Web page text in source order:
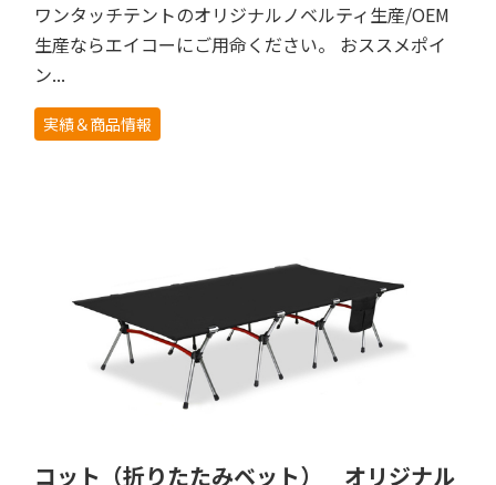
ワンタッチテントのオリジナルノベルティ生産/OEM
生産ならエイコーにご用命ください。 おススメポイ
ン...
実績＆商品情報
コット（折りたたみベット） オリジナル